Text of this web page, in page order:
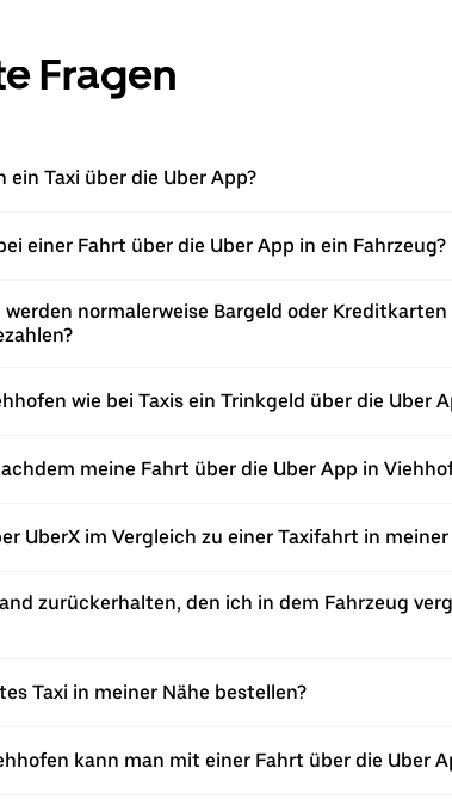
Fragen
Taxi über die Uber App?
einer Fahrt über die Uber App in ein Fahrzeug?
normalerweise Bargeld oder
wie bei Taxis ein Trinkgeld über die Uber
meine Fahrt über die Uber App in
UberX im Vergleich zu einer Taxifahrt in
zurückerhalten, den ich in dem Fahrzeug
Taxi in meiner Nähe bestellen?
kann man mit einer Fahrt über die Uber